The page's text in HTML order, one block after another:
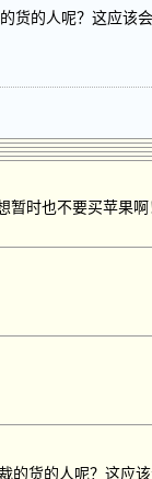
货的人呢？这应该
暂时也不要买苹果
的货的人呢？这应